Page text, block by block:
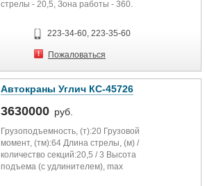
стрелы - 20,5, Зона работы - 360.
223-34-60, 223-35-60
Пожаловаться
Автокраны Углич КС-45726
3630000 руб.
Грузоподъемность, (т):20 Грузовой
момент, (тм):64 Длина стрелы, (м) /
количество секций:20,5 / 3 Высота
подъема (с удлинителем), max